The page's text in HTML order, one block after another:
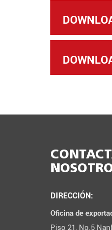
DIRECCIÓN:
Oficina de
Piso 21, No.5